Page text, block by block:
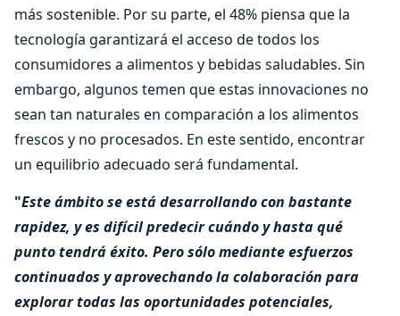
más sostenible. Por su parte, el 48% piensa que la
tecnología garantizará el acceso de todos los
consumidores a alimentos y bebidas saludables. Sin
embargo, algunos temen que estas innovaciones no
sean tan naturales en comparación a los alimentos
frescos y no procesados. En este sentido, encontrar
un equilibrio adecuado será fundamental.
"Este ámbito se está desarrollando con bastante
rapidez, y es difícil predecir cuándo y hasta qué
punto tendrá éxito. Pero sólo mediante esfuerzos
continuados y aprovechando la colaboración para
explorar todas las oportunidades potenciales,